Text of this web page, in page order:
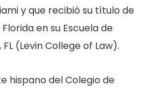
y que recibió su título de
en su Escuela de
(Levin College of Law).
hispano del Colegio de